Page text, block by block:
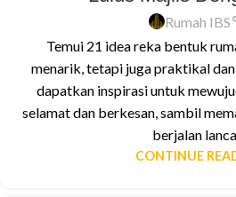
Rumah IBS
Temui 21 idea reka bentuk
menarik, tetapi juga praktikal
dapatkan inspirasi untuk
selamat dan berkesan, sambil
berjalan
CONTINUE